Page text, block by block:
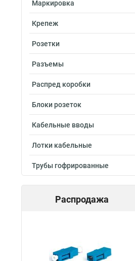
Маркировка
Крепеж
Розетки
Разъемы
Распред коробки
Блоки розеток
Кабельные вводы
Лотки кабельные
Трубы гофрированные
Распродажа